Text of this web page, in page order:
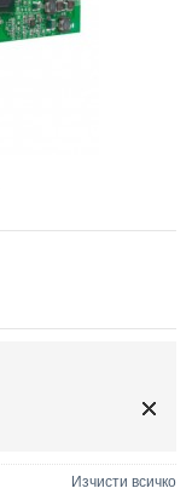
Изчисти всичко